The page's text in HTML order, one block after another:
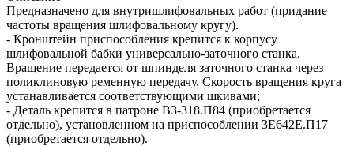
Предназначено для внутришлифовальных работ (придание
частоты вращения шлифовальному кругу).
- Кронштейн приспособления крепится к корпусу
шлифовальной бабки универсально-заточного станка.
Вращение передается от шпинделя заточного станка через
поликлиновую ременную передачу. Скорость вращения круга
устанавливается соответствующими шкивами;
- Деталь крепится в патроне ВЗ-318.П84 (приобретается
отдельно), установленном на приспособлении 3Е642Е.П17
(приобретается отдельно).